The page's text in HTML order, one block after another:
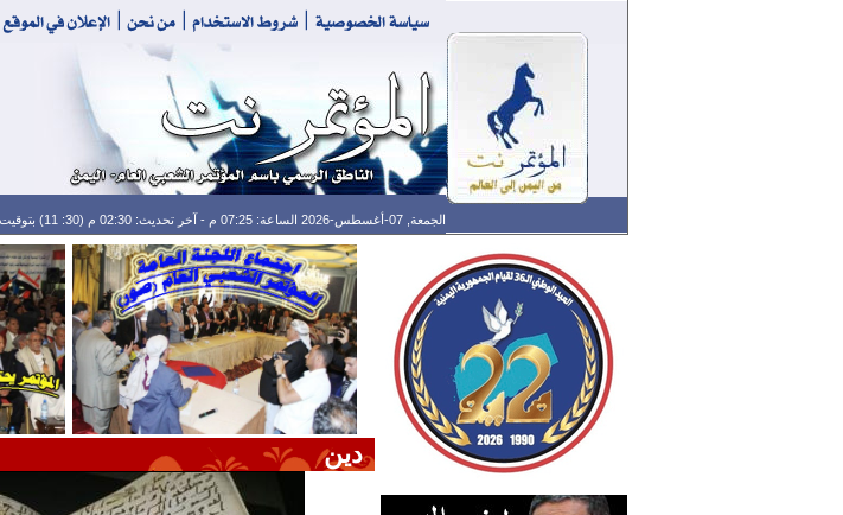
الجمعة, 07-أغسطس-2026 الساعة: 07:25 م - آخر تحديث: 02:30 م (30: 11) بتوقيت غرينتش
دين